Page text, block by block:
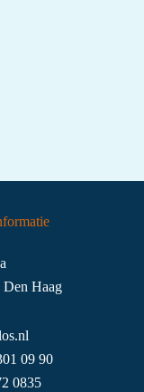
Haag
09 90
0835